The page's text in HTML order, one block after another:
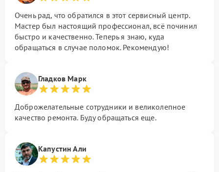
Очень рад, что обратился в этот сервисный центр.
Мастер был настоящий профессионал, всё починил
быстро и качественно. Теперь я знаю, куда
обращаться в случае поломок. Рекомендую!
Гладков Марк
Доброжелательные сотрудники и великолепное
качество ремонта. Буду обращаться еще.
Капустин Али